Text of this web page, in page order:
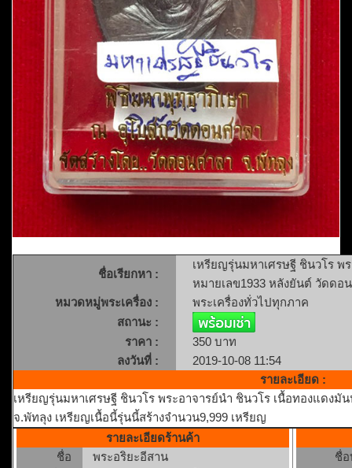
ชื่อเรียกหา :
เหรียญรุ่นมหาเศรษฐี ชินวโร พ
หมายเลข1933 หลังยันต์ วัดดอ
หมวดหมู่พระเครื่อง :
พระเครื่องทั่วไปทุกภาค
สถานะ :
ราคา :
350 บาท
ลงวันที่ :
2019-10-08 11:54
รายละเอียด :
เหรียญรุ่นมหาเศรษฐี ชินวโร พระอาจารย์นำ ชินวโร เนื้อทองแดงมั
จ.พัทลุง เหรียญเนื้อนี้รุ่นนี้สร้างจำนวน9,999 เหรียญ
รายละเอียดร้านค้า
ชื่อ
พระอริยะอีสาน
ชื่